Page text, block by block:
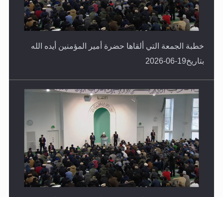
خطبة الجمعة التي ألقاها حضرة أمير المؤمنين أيده الله
بتاريخ19-06-2026